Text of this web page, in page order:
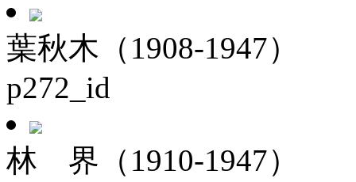
葉秋木（1908-1947）
p272_id
林 界（1910-1947）